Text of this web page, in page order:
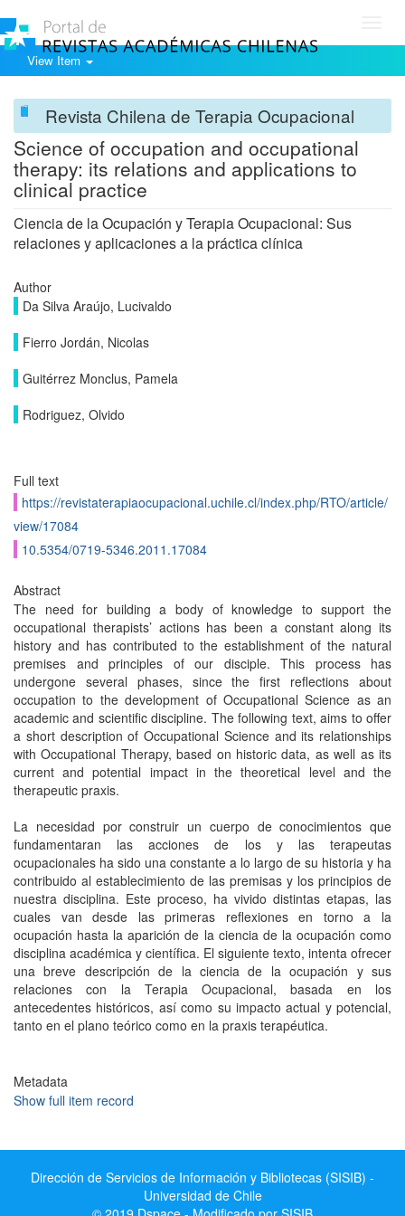
View Item
Revista Chilena de Terapia Ocupacional
Science of occupation and occupational
therapy: its relations and applications to
clinical practice
Ciencia de la Ocupación y Terapia Ocupacional: Sus
relaciones y aplicaciones a la práctica clínica
Author
Da Silva Araújo, Lucivaldo
Fierro Jordán, Nicolas
Guitérrez Monclus, Pamela
Rodriguez, Olvido
Full text
https://revistaterapiaocupacional.uchile.cl/index.php/RTO/article/
view/17084
10.5354/0719-5346.2011.17084
Abstract
The need for building a body of knowledge to support the
occupational therapists’ actions has been a constant along its
history and has contributed to the establishment of the natural
premises and principles of our disciple. This process has
undergone several phases, since the first reflections about
occupation to the development of Occupational Science as an
academic and scientific discipline. The following text, aims to offer
a short description of Occupational Science and its relationships
with Occupational Therapy, based on historic data, as well as its
current and potential impact in the theoretical level and the
therapeutic praxis.
La necesidad por construir un cuerpo de conocimientos que
fundamentaran las acciones de los y las terapeutas
ocupacionales ha sido una constante a lo largo de su historia y ha
contribuido al establecimiento de las premisas y los principios de
nuestra disciplina. Este proceso, ha vivido distintas etapas, las
cuales van desde las primeras reflexiones en torno a la
ocupación hasta la aparición de la ciencia de la ocupación como
disciplina académica y científica. El siguiente texto, intenta ofrecer
una breve descripción de la ciencia de la ocupación y sus
relaciones con la Terapia Ocupacional, basada en los
antecedentes históricos, así como su impacto actual y potencial,
tanto en el plano teórico como en la praxis terapéutica.
Metadata
Show full item record
Dirección de Servicios de Información y Bibliotecas (SISIB) -
Universidad de Chile